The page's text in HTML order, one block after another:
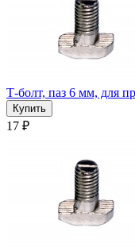
Т-болт, паз 6 мм, для
17 ₽